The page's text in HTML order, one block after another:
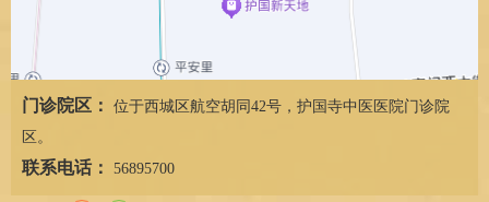
门诊院区：
位于西城区航空胡同42号，护国寺中医医院门诊院
区。
联系电话： 56895700